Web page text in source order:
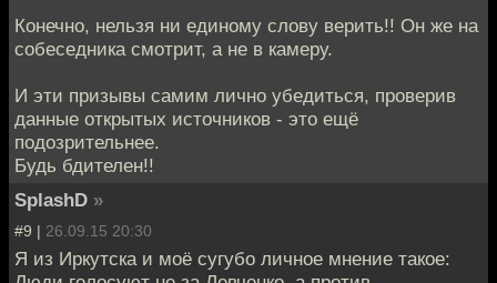
Конечно, нельзя ни единому слову верить!! Он же на
собеседника смотрит, а не в камеру.
И эти призывы самим лично убедиться, проверив
данные открытых источников - это ещё
подозрительнее.
Будь бдителен!!
SplashD »
#9 | 26.09.15 20:30
Я из Иркутска и моё сугубо личное мнение такое: